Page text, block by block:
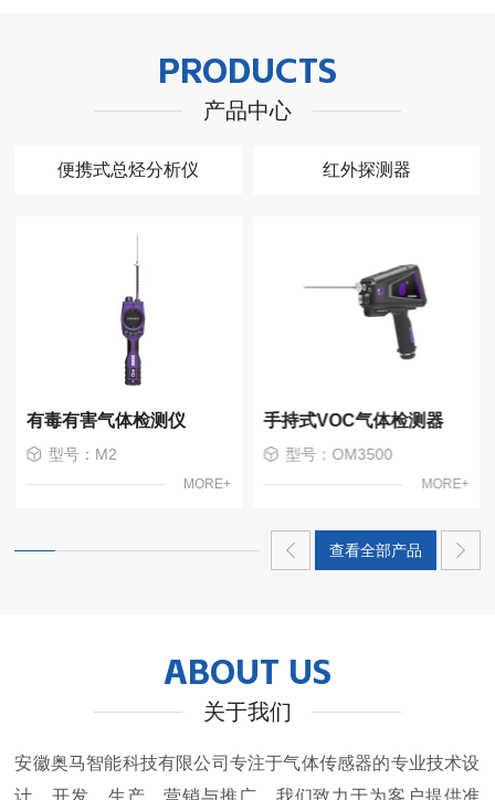
PRODUCTS
产品中心
便携式总烃分析仪 红外探测器
有毒有害气体检测仪
型号：M2
MORE+
手持式VOC气体检测器
型号：OM3500
MORE+
查看全部产品
ABOUT US
关于我们
安徽奥马智能科技有限公司专注于气体传感器的专业技术设
计、开发、生产、营销与推广。我们致力于为客户提供准